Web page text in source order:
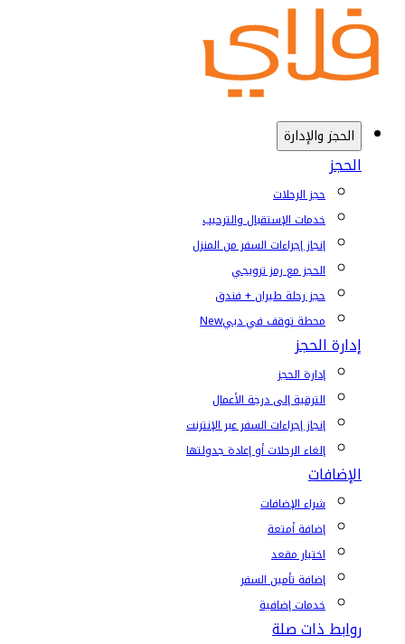
الحجز والإدارة
الحجز
حجز الرحلات
خدمات الإستقبال والترحيب
إنجاز إجراءات السفر من المنزل
الحجز مع رمز ترويجي
حجز رحلة طيران + فندق
محطة توقف في دبيNew
إدارة الحجز
إدارة الحجز
الترقية إلى درجة الأعمال
إنجاز إجراءات السفر عبر الإنترنت
إلغاء الرحلات أو إعادة جدولتها
الإضافات
شراء الإضافات
إضافة أمتعة
اختيار مقعد
إضافة تأمين السفر
خدمات إضافية
روابط ذات صلة